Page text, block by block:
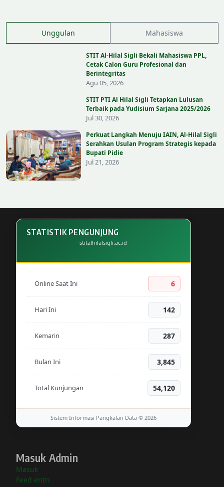
Unggulan Mahasiswa
STIT Al-Hilal Sigli Bekali Mahasiswa PPL,
Cetak Calon Guru Profesional dan
Berintegritas
Agu 05, 2026
STIT PTI Al Hilal Sigli Tetapkan Lulusan
Terbaik pada Yudisium Sarjana 2025/2026
Jul 30, 2026
Perkuat Langkah Menuju IAIN, Al-Hilal Sigli
Serahkan Usulan Program Strategis kepada
Bupati Pidie
Jul 21, 2026
STATISTIK PENGUNJUNG
stitalhilalsigli.ac.id
Online Saat Ini 6
Hari Ini 142
Kemarin 287
Bulan Ini 3,845
Total Kunjungan 54,120
Sistem Informasi Pangkalan Data © 2026
Masuk Admin
Masuk
Feed entri